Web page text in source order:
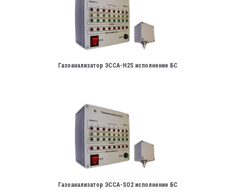
Газоанализатор ЭССА-H2S исполнение БС
Газоанализатор ЭССА-SO2 исполнение БС